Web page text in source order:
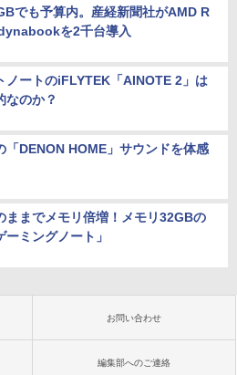
でも予算内。産経新聞社がAMD R
を2千台導入
ノートのiFLYTEK「AINOTE 2」は
なのか？
「DENON HOME」サウンドを体感
ままでメモリ倍増！メモリ32GBの
ーミングノート」
お問い合わせ
編集部へのご連絡